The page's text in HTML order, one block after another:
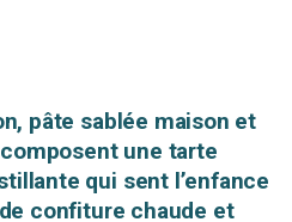
pâte sablée maison et
une tarte
qui sent l’enfance
confiture chaude et